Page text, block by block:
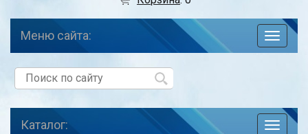
по
Меню сайта:
toggle
Каталог: